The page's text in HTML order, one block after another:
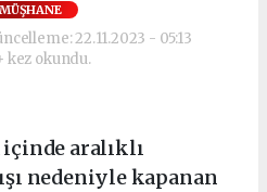
22.11.2023 - 05:13
kez okundu.
aralıklı
nedeniyle kapanan